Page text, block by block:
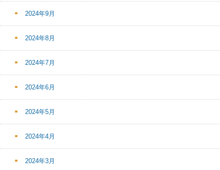
2024年9月
2024年8月
2024年7月
2024年6月
2024年5月
2024年4月
2024年3月